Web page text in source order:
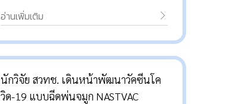
อ่านเพิ่มเติม
นักวิจัย สวทช. เดินหน้าพัฒนาวัคซีนโค
วิด-19 แบบฉีดพ่นจมูก NASTVAC